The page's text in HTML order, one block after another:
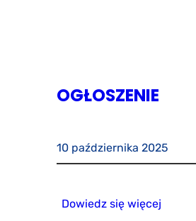
OGŁOSZENIE
10 października 2025
Dowiedz się więcej